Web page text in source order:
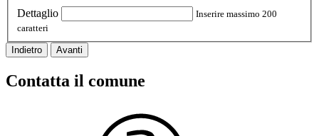
Dettaglio
Inserire massimo 200
caratteri
Indietro Avanti
Contatta il comune